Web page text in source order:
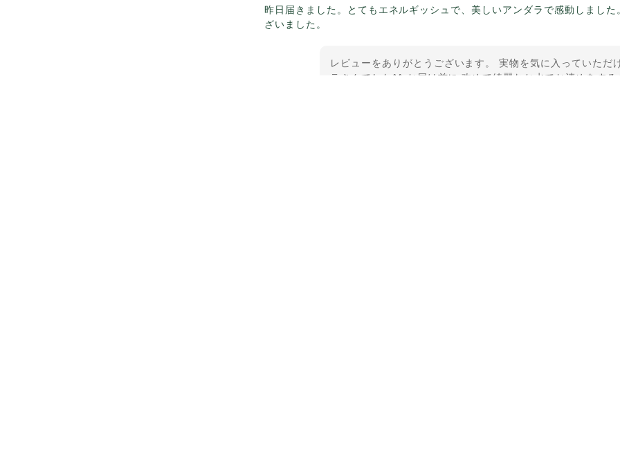
昨日届きました。とてもエネルギッシュで、美しいアンダラで感動しまし
ざいました。
レビューをありがとうございます。 実物を気に入っていた
ラさんでした^^ お届け前に 改めて綺麗なお水でお清めをす